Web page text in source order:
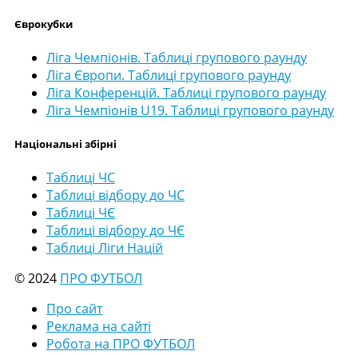
Єврокубки
Ліга Чемпіонів. Таблиці групового раунду
Ліга Європи. Таблиці групового раунду
Ліга Конференцій. Таблиці групового раунду
Ліга Чемпіонів U19. Таблиці групового раунду
Національні збірні
Таблиці ЧС
Таблиці відбору до ЧС
Таблиці ЧЄ
Таблиці відбору до ЧЄ
Таблиці Ліги Націй
© 2024 ПРО ФУТБОЛ
Про сайт
Реклама на сайті
Робота на ПРО ФУТБОЛ